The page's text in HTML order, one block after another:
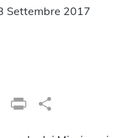
Settembre 2017
EmailPrint